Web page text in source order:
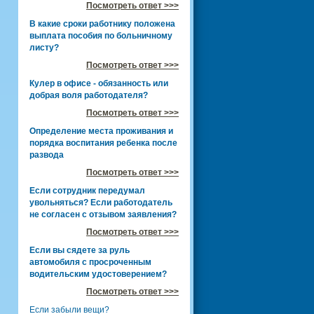
Посмотреть ответ >>>
В какие сроки работнику положена
выплата пособия по больничному
листу?
Посмотреть ответ >>>
Кулер в офисе - обязанность или
добрая воля работодателя?
Посмотреть ответ >>>
Определение места проживания и
порядка воспитания ребенка после
развода
Посмотреть ответ >>>
Если сотрудник передумал
увольняться? Если работодатель
не согласен с отзывом заявления?
Посмотреть ответ >>>
Если вы сядете за руль
автомобиля с просроченным
водительским удостоверением?
Посмотреть ответ >>>
Если забыли вещи?